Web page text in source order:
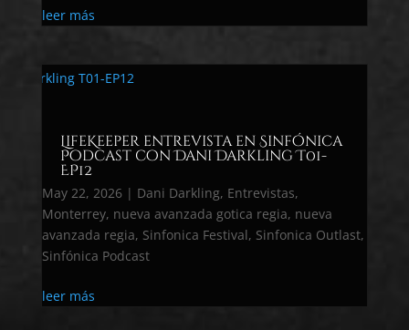
leer más
LifeKeeper entrevista en Sinfónica
Podcast con Dani Darkling T01-
EP12
May 22, 2026| Dani Darkling, Entrevistas,
Monterrey, nueva avanzada gotica regia, nueva
avanzada regia, Sinfonica Festival, Sinfonica Outlast,
Sinfónica Podcast
leer más